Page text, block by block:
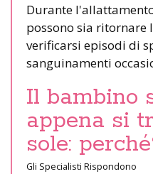
Durante
possono sia ritornare
verificarsi episodi di
sanguinamenti
Il bambino
appena si
sole:
Gli Specialisti Rispondono